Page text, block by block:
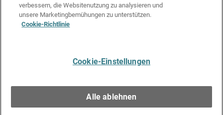
Datenschutzrichtlinie
Media & Brand Kit
verbessern, die Websitenutzung zu analysieren und
unsere Marketingbemühungen zu unterstützen.
Cookie-Richtlinie
Cookie-Einstellungen
Alle ablehnen